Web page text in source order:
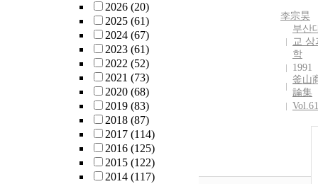
2026 (20)
2025 (61)
2024 (67)
2023 (61)
2022 (52)
2021 (73)
2020 (68)
2019 (83)
2018 (87)
2017 (114)
2016 (125)
2015 (122)
2014 (117)
李宗昊
부산
교 상
학
1991
釜山
論集